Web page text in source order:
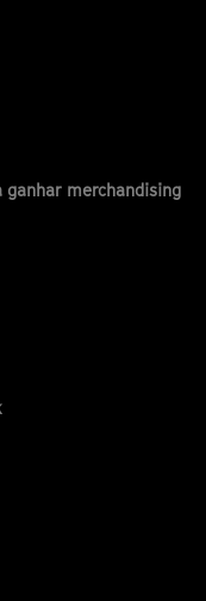
merchandising